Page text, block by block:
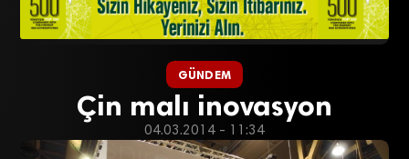
GÜNDEM
Çin malı inovasyon
04.03.2014 - 11:34